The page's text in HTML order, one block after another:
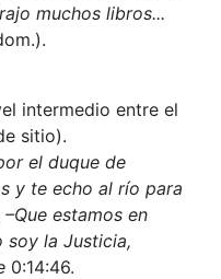
muchos libros...
intermedio entre el
sitio).
el duque de
y te echo al río para
estamos en
soy la Justicia,
0:14:46.